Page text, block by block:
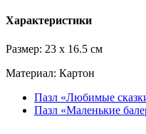
Характеристики
Размер: 23 x 16.5 см
Материал: Картон
Пазл «Любимые
Пазл «Маленькие